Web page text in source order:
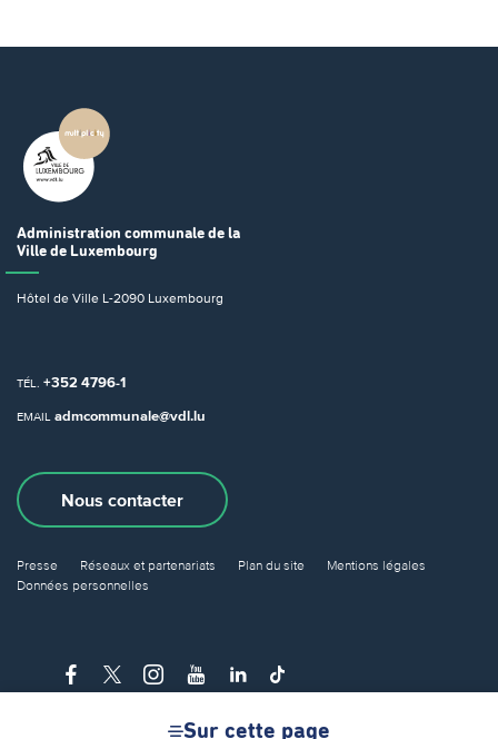
Sur cette page
Administration communale de la
Ville de Luxembourg
Hôtel de Ville L-2090 Luxembourg
TÉL. +352 4796-1
EMAIL admcommunale@vdl.lu
Nous contacter
Presse Réseaux et partenariats Plan du site
Mentions légales
Données personnelles